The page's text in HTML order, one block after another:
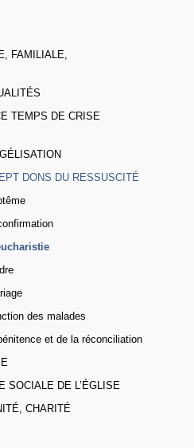
FAMILIALE,
TEMPS DE CRISE
DONS DU RESSUSCITÉ
des malades
et de la réconciliation
SOCIALE DE L’ÉGLISE
CHARITÉ